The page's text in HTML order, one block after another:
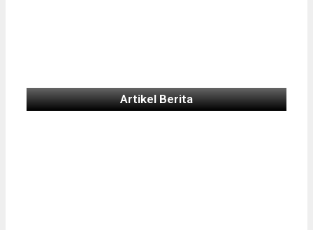
Artikel Berita